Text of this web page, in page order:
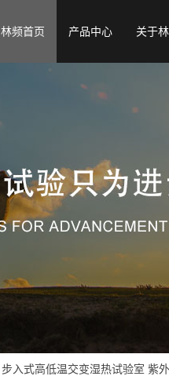
林频首页 产品中心 关于
步入式高低温交变湿热试验室 紫